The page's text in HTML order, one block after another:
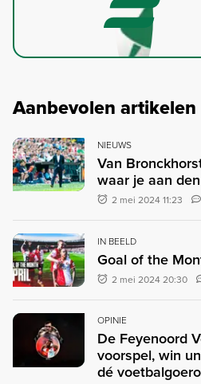
Aanbevolen artikelen
NIEUWS
Van
waar je aan
2 mei 2024 11:23
IN BEELD
Goal of the
2 mei 2024 20:30
OPINIE
De Feyenoord
voorspel, win
dé